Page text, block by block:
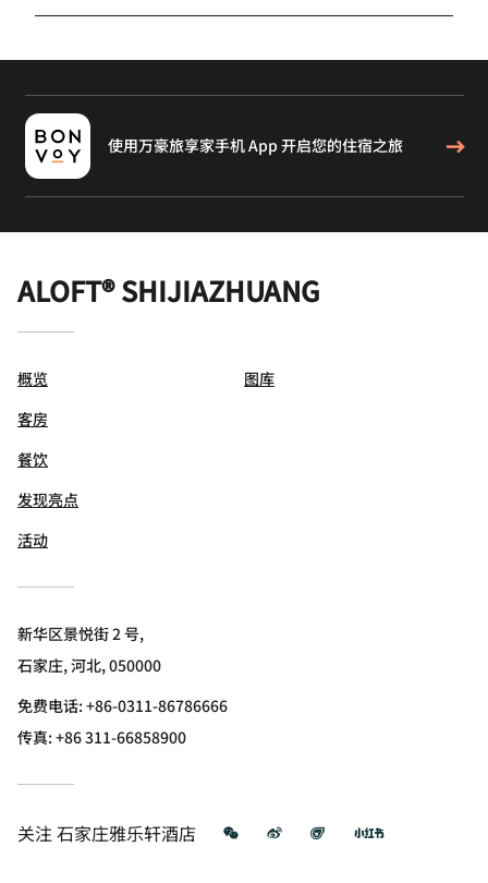
使用万豪旅享家手机 App 开启您的住宿之旅
ALOFT® SHIJIAZHUANG
概览
客房
餐饮
发现亮点
活动
图库
新华区景悦街 2 号,
石家庄, 河北, 050000
免费电话:+86-0311-86786666
传真:+86 311-66858900
关注石家庄雅乐轩酒店 微信 微博 飞猪 小红书